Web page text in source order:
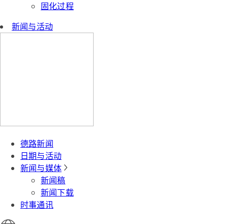
固化过程
新闻与活动
德路新闻
日期与活动
新闻与媒体
新闻稿
新闻下载
时事通讯